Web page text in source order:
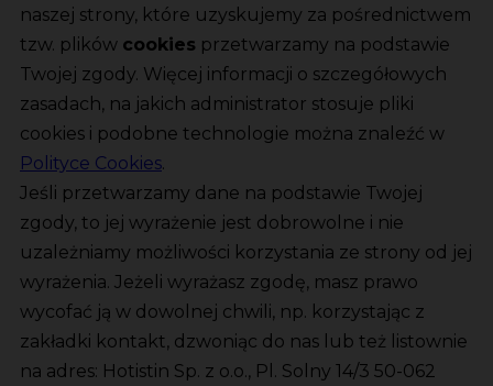
naszej strony, które uzyskujemy za pośrednictwem
tzw. plików cookies przetwarzamy na podstawie
Twojej zgody. Więcej informacji o szczegółowych
zasadach, na jakich administrator stosuje pliki
cookies i podobne technologie można znaleźć w
Polityce Cookies.
Jeśli przetwarzamy dane na podstawie Twojej
zgody, to jej wyrażenie jest dobrowolne i nie
uzależniamy możliwości korzystania ze strony od jej
wyrażenia. Jeżeli wyrażasz zgodę, masz prawo
wycofać ją w dowolnej chwili, np. korzystając z
zakładki kontakt, dzwoniąc do nas lub też listownie
na adres: Hotistin Sp. z o.o., Pl. Solny 14/3 50-062